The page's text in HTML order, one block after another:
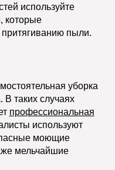
используйте
которые
пыли.
уборка
В таких случаях
профессиональная
используют
моющие
мельчайшие